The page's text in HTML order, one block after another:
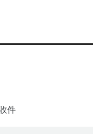
情形之一的，当事人
证明号码发生变化的；
化的；
件